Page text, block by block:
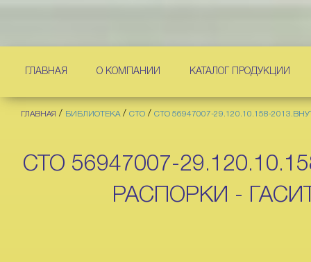
ГЛАВНАЯ О КОМПАНИИ КАТАЛОГ ПРОДУКЦИИ
ГЛАВНАЯ / БИБЛИОТЕКА/ СТО / СТО 56947007-29.120.10.158-
СТО 56947007-
РАСПОРКИ -